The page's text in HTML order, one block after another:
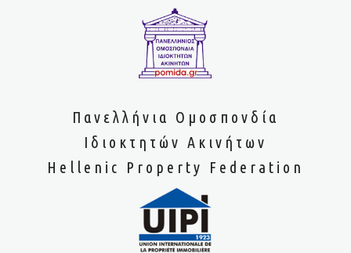
Πανελλήνια Ομοσπονδία
Ιδιοκτητών Ακινήτων
Hellenic Property Federation